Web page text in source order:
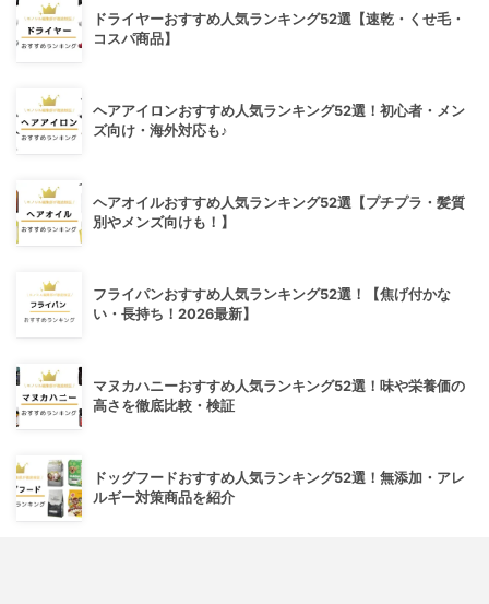
ドライヤーおすすめ人気ランキング52選【速乾・くせ毛・
コスパ商品】
ヘアアイロンおすすめ人気ランキング52選！初心者・メン
ズ向け・海外対応も♪
ヘアオイルおすすめ人気ランキング52選【プチプラ・髪質
別やメンズ向けも！】
フライパンおすすめ人気ランキング52選！【焦げ付かな
い・長持ち！2026最新】
マヌカハニーおすすめ人気ランキング52選！味や栄養価の
高さを徹底比較・検証
ドッグフードおすすめ人気ランキング52選！無添加・アレ
ルギー対策商品を紹介